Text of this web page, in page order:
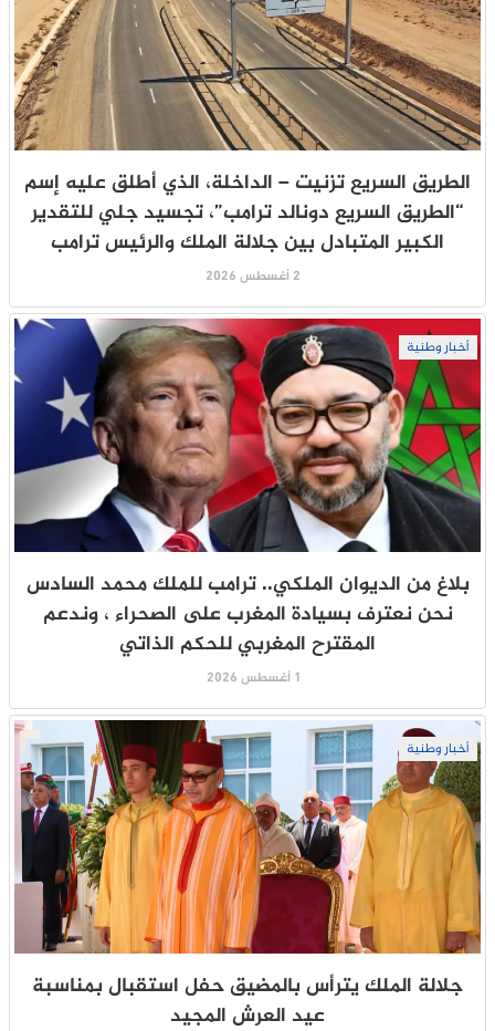
الطريق السريع تزنيت – الداخلة، الذي أطلق عليه إسم
“الطريق السريع دونالد ترامب”، تجسيد جلي للتقدير
الكبير المتبادل بين جلالة الملك والرئيس ترامب
2 أغسطس 2026
أخبار وطنية
بلاغ من الديوان الملكي.. ترامب للملك محمد السادس
نحن نعترف بسيادة المغرب على الصحراء ، وندعم
المقترح المغربي للحكم الذاتي
1 أغسطس 2026
أخبار وطنية
جلالة الملك يترأس بالمضيق حفل استقبال بمناسبة
عيد العرش المجيد